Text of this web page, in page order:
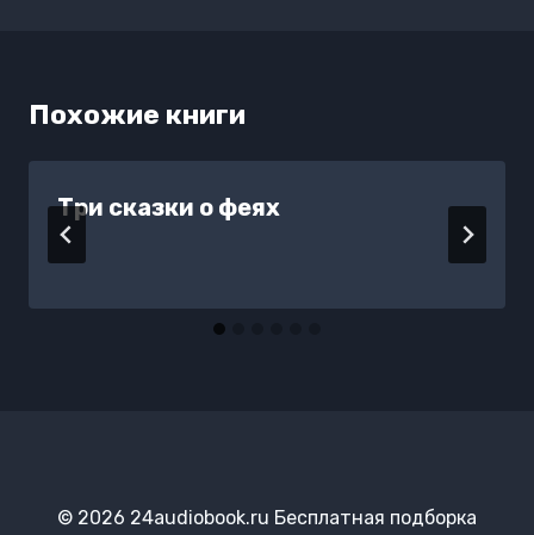
Похожие книги
Три сказки о феях
© 2026 24audiobook.ru Бесплатная подборка